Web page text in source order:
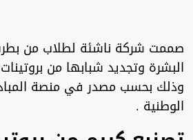
صممت شركة ناشئة لطلاب من
البشرة وتجديد شبابها من
وذلك بحسب مصدر في منصة
الوطنية .